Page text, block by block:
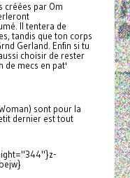
créées par Om
Il tentera de
tandis que ton corps
Gerland. Enfin si tu
choisir de rester
de mecs en pat'
sont pour la
dernier est tout